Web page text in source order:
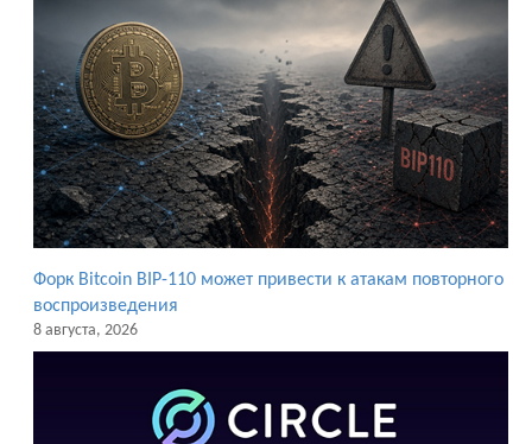
Форк Bitcoin BIP-110 может привести к атакам повторного
воспроизведения
8 августа, 2026